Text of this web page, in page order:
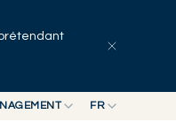
FR